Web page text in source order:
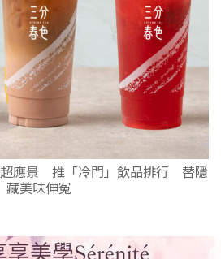
超應景 推「冷門」飲品排行 替隱
藏美味伸冤